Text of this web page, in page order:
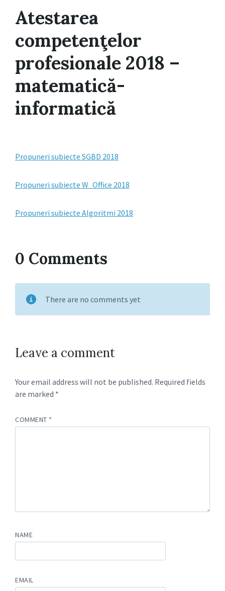
Atestarea
competenţelor
profesionale 2018 –
matematică-
informatică
Propuneri subiecte SGBD 2018
Propuneri subiecte W_Office 2018
Propuneri subiecte Algoritmi 2018
0 Comments
There are no comments yet
Leave a comment
Your email address will not be published. Required fields
are marked *
COMMENT *
NAME
EMAIL